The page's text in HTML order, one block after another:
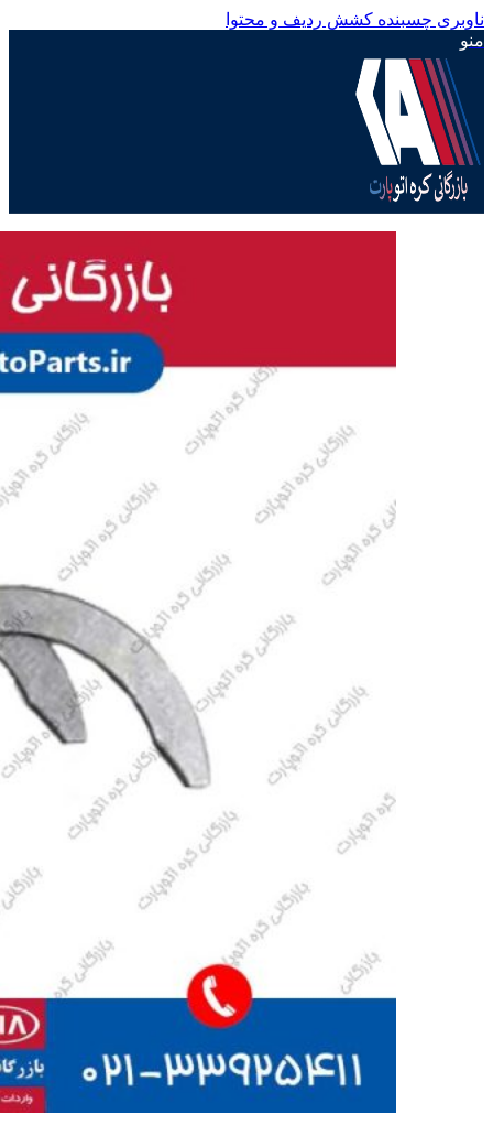
ناوبری چسبنده کشش ردیف و محتوا
منو